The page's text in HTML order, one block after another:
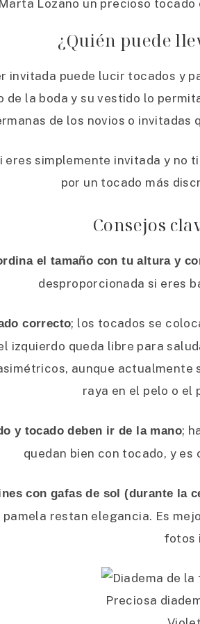
Marta Lozano un precioso
¿Quién puede
invitada puede lucir tocados y
de la boda y su vestido lo
de los novios o invitadas
eres simplemente invitada y no
por un tocado más
Consejos
el tamaño con tu altura y
desproporcionada si eres
correcto; los tocados se
izquierdo queda libre para
aunque actualmente
raya en el pelo o el
y tocado deben ir de la mano;
quedan bien con tocado, y
con gafas de sol (durante la
pamela restan elegancia. Es
fotos
Preciosa